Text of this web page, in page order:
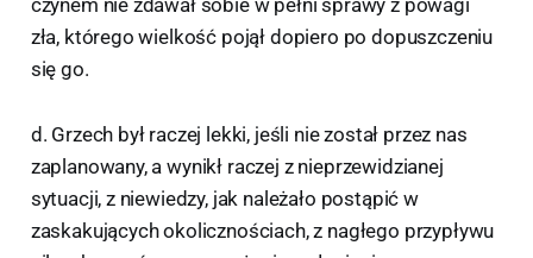
czynem nie zdawał sobie w pełni sprawy z powagi
zła, którego wielkość pojął dopiero po dopuszczeniu
się go.
d. Grzech był raczej lekki, jeśli nie został przez nas
zaplanowany, a wynikł raczej z nieprzewidzianej
sytuacji, z niewiedzy, jak należało postąpić w
zaskakujących okolicznościach, z nagłego przypływu